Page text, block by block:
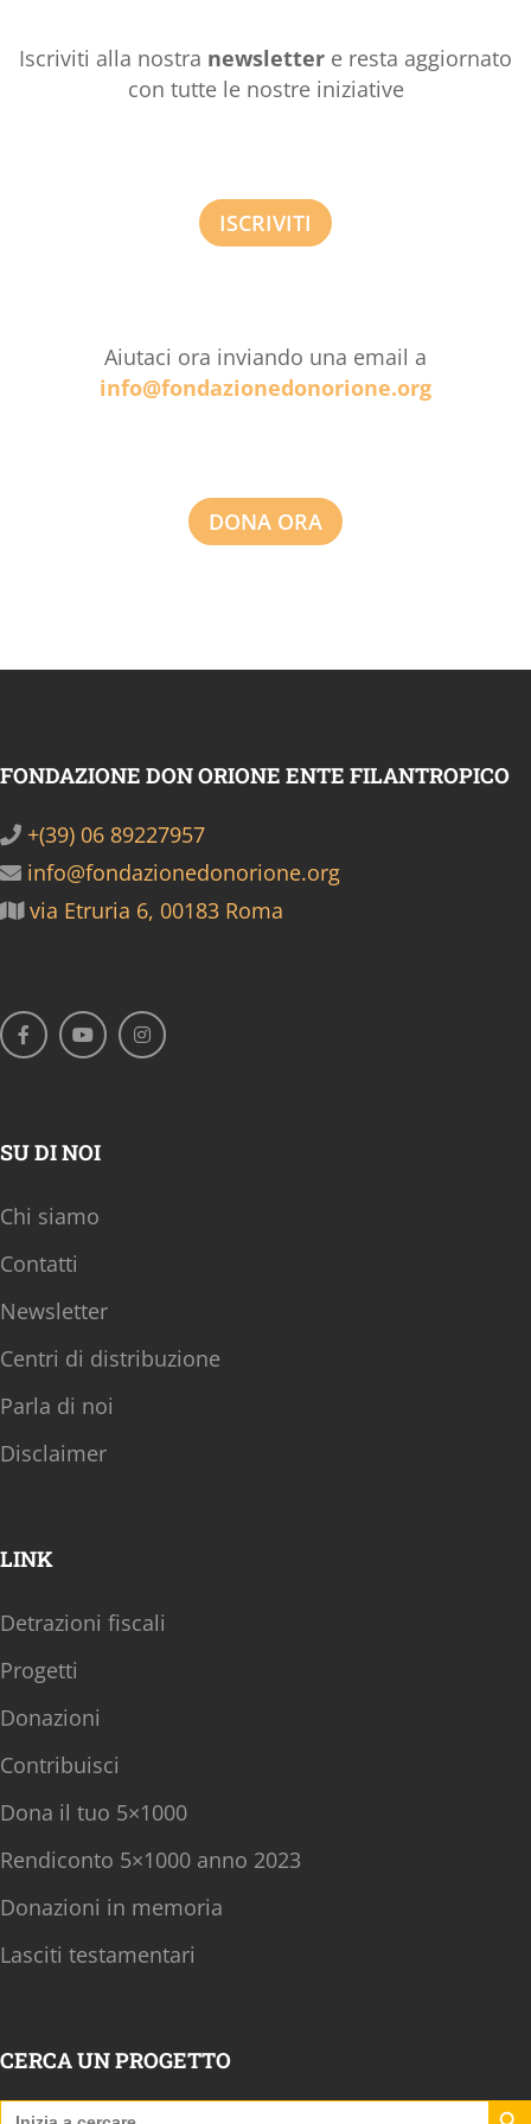
Iscriviti alla nostra newsletter e resta aggiornato
con tutte le nostre iniziative
ISCRIVITI
Aiutaci ora inviando una email a
info@fondazionedonorione.org
DONA ORA
FONDAZIONE DON ORIONE ENTE FILANTROPICO
+(39) 06 89227957
info@fondazionedonorione.org
via Etruria 6, 00183 Roma
SU DI NOI
Chi siamo
Contatti
Newsletter
Centri di distribuzione
Parla di noi
Disclaimer
LINK
Detrazioni fiscali
Progetti
Donazioni
Contribuisci
Dona il tuo 5×1000
Rendiconto 5×1000 anno 2023
Donazioni in memoria
Lasciti testamentari
CERCA UN PROGETTO
Search Search